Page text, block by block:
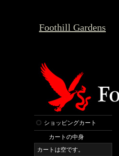
Foothill Gardens
ショッピングカート
カートの中身
カートは空です。